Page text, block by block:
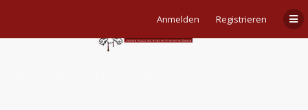
Anmelden Registrieren